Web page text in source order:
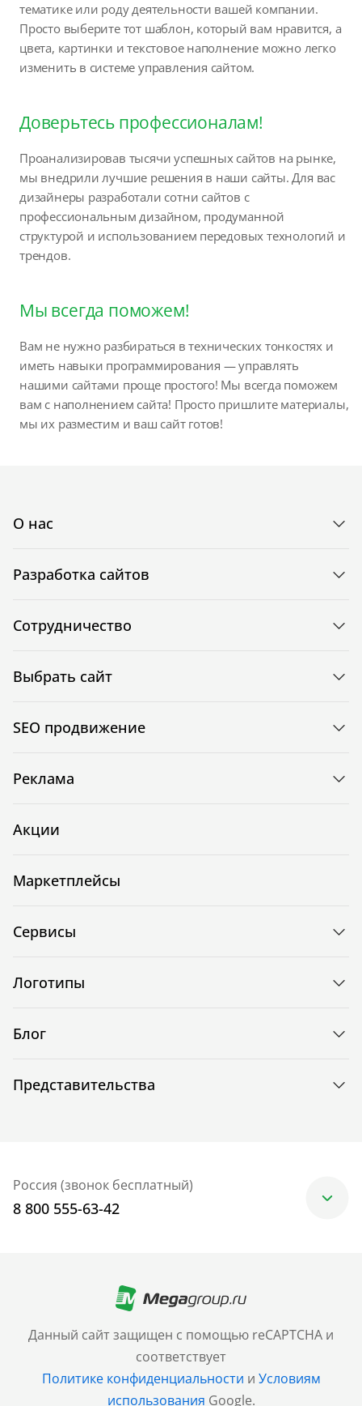
тематике или роду деятельности вашей компании.
Просто выберите тот шаблон, который вам нравится, а
цвета, картинки и текстовое наполнение можно легко
изменить в системе управления сайтом.
Доверьтесь профессионалам!
Проанализировав тысячи успешных сайтов на рынке,
мы внедрили лучшие решения в наши сайты. Для вас
дизайнеры разработали сотни сайтов с
профессиональным дизайном, продуманной
структурой и использованием передовых технологий и
трендов.
Мы всегда поможем!
Вам не нужно разбираться в технических тонкостях и
иметь навыки программирования — управлять
нашими сайтами проще простого! Мы всегда поможем
вам с наполнением сайта! Просто пришлите материалы,
мы их разместим и ваш сайт готов!
Данный сайт защищен с помощью reCAPTCHA и
соответствует
Политике конфиденциальности и Условиям
использования Google.
О нас
Разработка сайтов
Сотрудничество
Выбрать сайт
SEO продвижение
Реклама
Акции
Маркетплейсы
Сервисы
Логотипы
Блог
Представительства
Россия (звонок бесплатный)
8 800 555-63-42
+7 (499) 705-30-10
Санкт-Петербург
+7 (812) 600-77-33
Барнаул